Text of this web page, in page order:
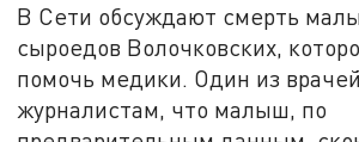
В Сети обсуждают смерть
сыроедов Волочковских,
помочь медики. Один из
журналистам, что малыш, по